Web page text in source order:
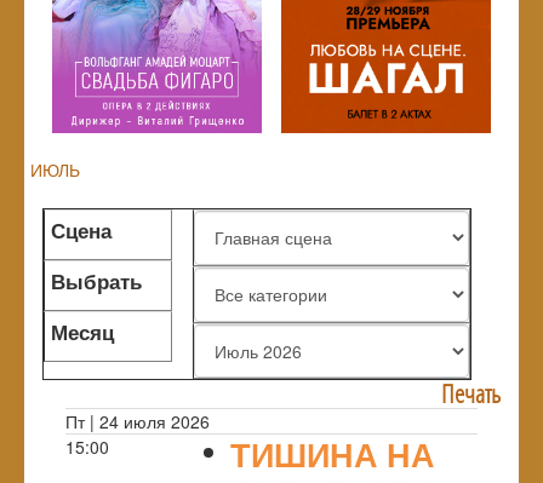
ИЮЛЬ
Сцена
Выбрать
жанр
Месяц
Печать
Пт | 24 июля 2026
15:00
ТИШИНА НА